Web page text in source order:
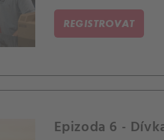
REGISTROVAT
Epizoda 6 -